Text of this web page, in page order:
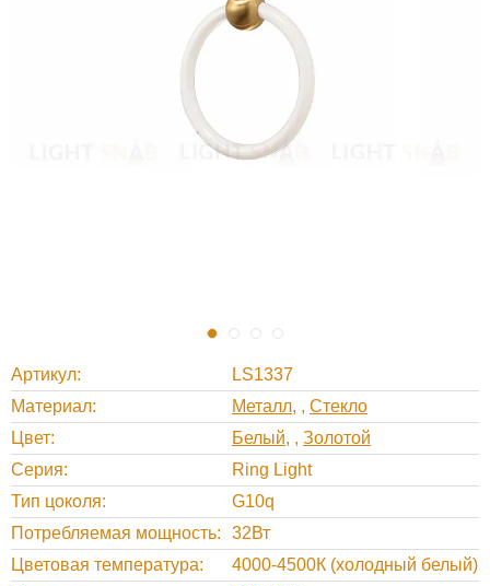
Артикул
LS1337
Материал
Металл , Стекло
Цвет
Белый , Золотой
Серия
Ring Light
Тип цоколя
G10q
Потребляемая мощность
32Вт
Цветовая температура
4000-4500К (холодный белый)